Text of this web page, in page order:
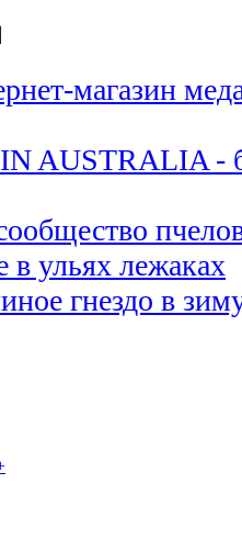
магазин
AUSTRALIA -
в ульях лежаках
гнездо в